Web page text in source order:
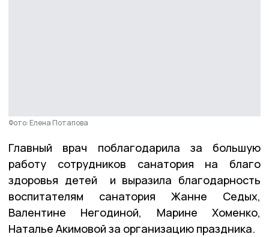
Фото: Елена Потапова
Главный врач поблагодарила за большую
работу сотрудников санатория на благо
здоровья детей и выразила благодарность
воспитателям санатория Жанне Седых,
Валентине Негодиной, Марине Хоменко,
Наталье Акимовой за организацию праздника.